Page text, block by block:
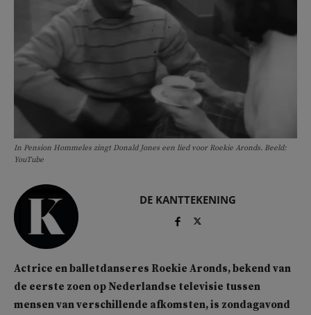
In Pension Hommeles zingt Donald Jones een lied voor Roekie Aronds. Beeld:
YouTube
DE KANTTEKENING
Actrice en balletdanseres Roekie Aronds, bekend van
de eerste zoen op Nederlandse televisie tussen
mensen van verschillende afkomsten, is zondagavond